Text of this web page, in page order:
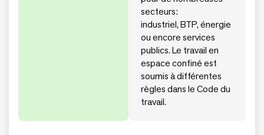
secteurs:
industriel, BTP, énergie
ou encore services
publics. Le travail en
espace confiné est
soumis à différentes
règles dans le Code du
travail.